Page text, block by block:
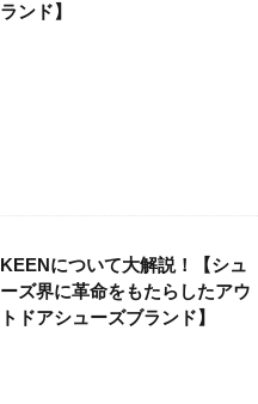
ランド】
KEENについて大解説！【シュ
ーズ界に革命をもたらしたアウ
トドアシューズブランド】